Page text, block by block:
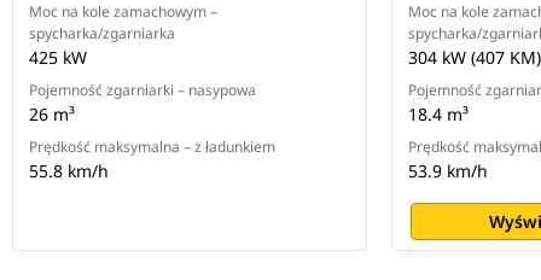
Moc na kole zamachowym –
spycharka/zgarniarka
425 kW
Pojemność zgarniarki – nasypowa
26 m³
Prędkość maksymalna – z ładunkiem
55.8 km/h
Moc na kole
spycharka/
304 kW (407
Pojemność
18.4 m³
Prędkość
53.9 km/h